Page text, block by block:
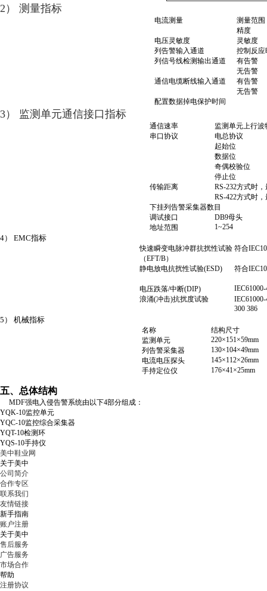
2） 测量指标
电流测量
测量范围
精度
电压灵敏度
灵敏度
列告警输入通道
控制反应
列信号线检测输出通道
有告警
无告警
通信电缆断线输入通道
有告警
无告警
配置数据掉电保护时间
3） 监测单元通信接口指标
通信速率
监测单元上行波
串口协议
电总协议
起始位
数据位
奇偶校验位
停止位
传输距离
RS-232方式时
RS-422方式时
下挂列告警采集器数目
调试接口
DB9母头
地址范围
1~254
4） EMC指标
快速瞬变电脉冲群抗扰性试验
（EFT/B）
符合
静电放电抗扰性试验(ESD) 符合
电压跌落/中断(DIP)
浪涌(冲击)抗扰度试验
300 386
5） 机械指标
名称
结构尺寸
监测单元
220×151×59mm
列告警采集器
130×104×49mm
电流电压探头
145×112×26mm
手持定位仪
176×41×25mm
五、总体结构
MDF强电入侵告警系统由以下4部分组成：
YQK-10监控单元
YQC-10监控综合采集器
YQT-10检测环
YQS-10手持仪
美中鞋业网
关于美中
公司简介
合作专区
联系我们
友情链接
新手指南
账户注册
关于美中
售后服务
广告服务
市场合作
帮助
注册协议